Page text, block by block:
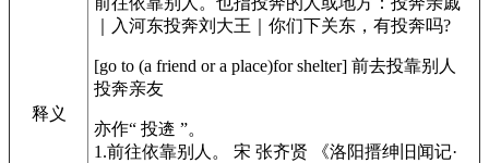
释义
｜入河东投奔刘大王｜你们下关东，有投奔吗?
[go to (a friend or a place)for shelter] 前去投靠别人
投奔亲友
亦作“ 投逩 ”。
1.前往依靠别人。 宋 张齐贤
《洛阳搢绅旧闻记·